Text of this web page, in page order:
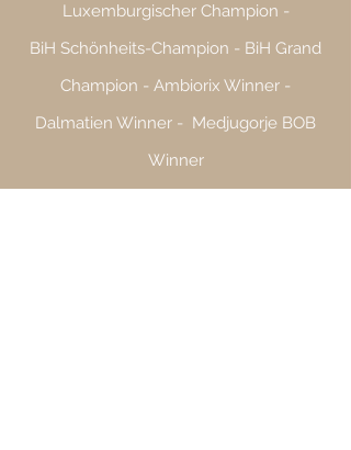
Luxemburgischer Champion -
BiH Schönheits-Champion - BiH Grand
Champion - Ambiorix Winner -
Dalmatien Winner - Medjugorje BOB
Winner